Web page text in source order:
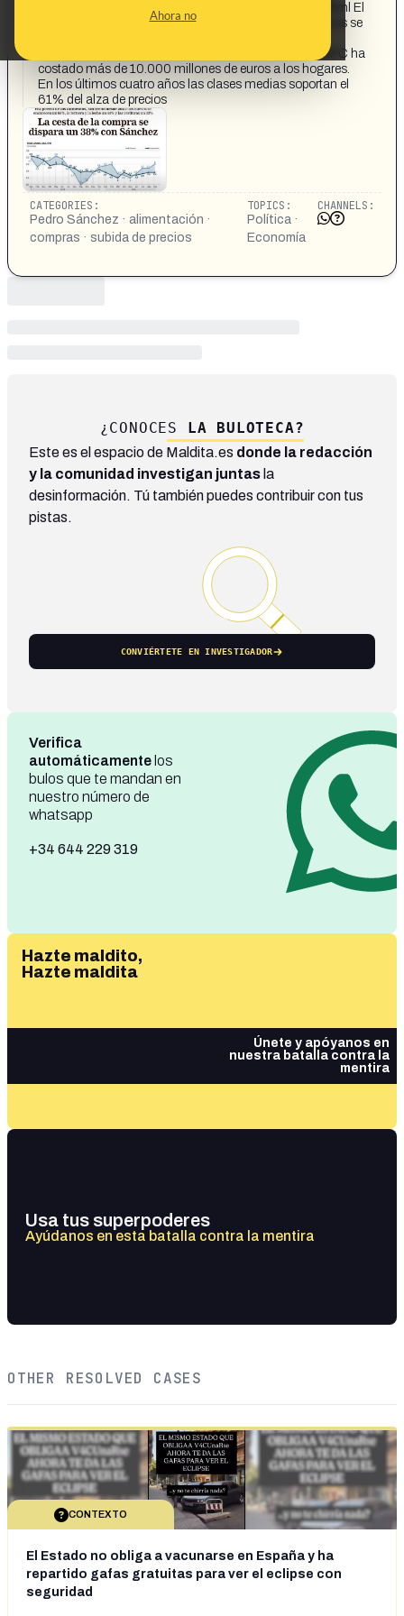
Ahora no
gobierno_2025101668f081bade40d8089e117816.html El
precio de los alimentos, sin freno desde 2021: los huevos se
verduras un 33%. El «no» del Gobierno a deflactar el IPC ha
costado más de 10.000 millones de euros a los hogares.
En los últimos cuatro años las clases medias soportan el
61% del alza de precios
CATEGORIES:
Pedro Sánchez · alimentación ·
compras · subida de precios
TOPICS:
Política ·
Economía
CHANNELS:
¿CONOCES LA BULOTECA?
Este es el espacio de Maldita.es donde la redacción
y la comunidad investigan juntas la
desinformación. Tú también puedes contribuir con tus
pistas.
CONVIÉRTETE EN INVESTIGADOR
Verifica
automáticamente los
bulos que te mandan en
nuestro número de
whatsapp
+34 644 229 319
Hazte maldito,
Hazte maldita
Únete y apóyanos en
nuestra batalla contra la
mentira
Usa tus superpoderes
Ayúdanos en esta batalla contra la mentira
OTHER RESOLVED CASES
CONTEXTO
El Estado no obliga a vacunarse en España y ha
repartido gafas gratuitas para ver el eclipse con
seguridad